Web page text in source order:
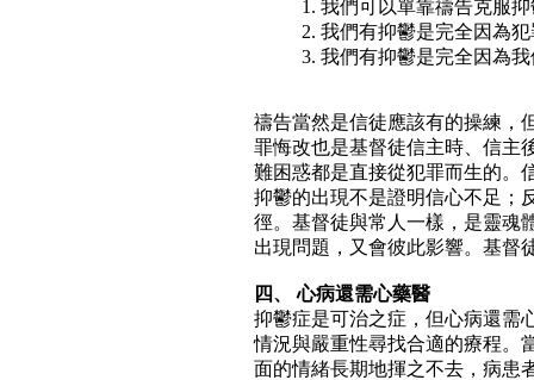
1. 我們可以單靠禱告克服
2. 我們有抑鬱是完全因為
3. 我們有抑鬱是完全因為
禱告當然是信徒應該有的操練，
罪悔改也是基督徒信主時、信主
難困惑都是直接從犯罪而生的。
抑鬱的出現不是證明信心不足；
徑。基督徒與常人一樣，是靈魂
出現問題，又會彼此影響。基督
四、 心病還需心藥醫
抑鬱症是可治之症，但心病還需
情況與嚴重性尋找合適的療程。
面的情緒長期地揮之不去，病患